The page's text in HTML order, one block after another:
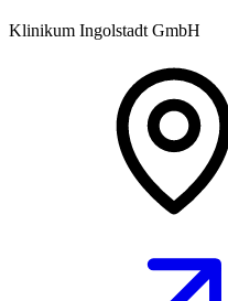
Klinikum Ingolstadt GmbH